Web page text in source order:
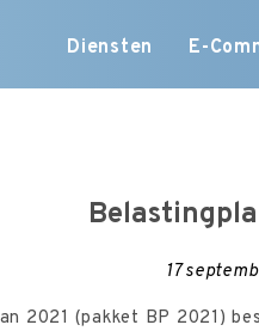
Skip
content
Diensten E-
17
2021 (pakket BP 2021)